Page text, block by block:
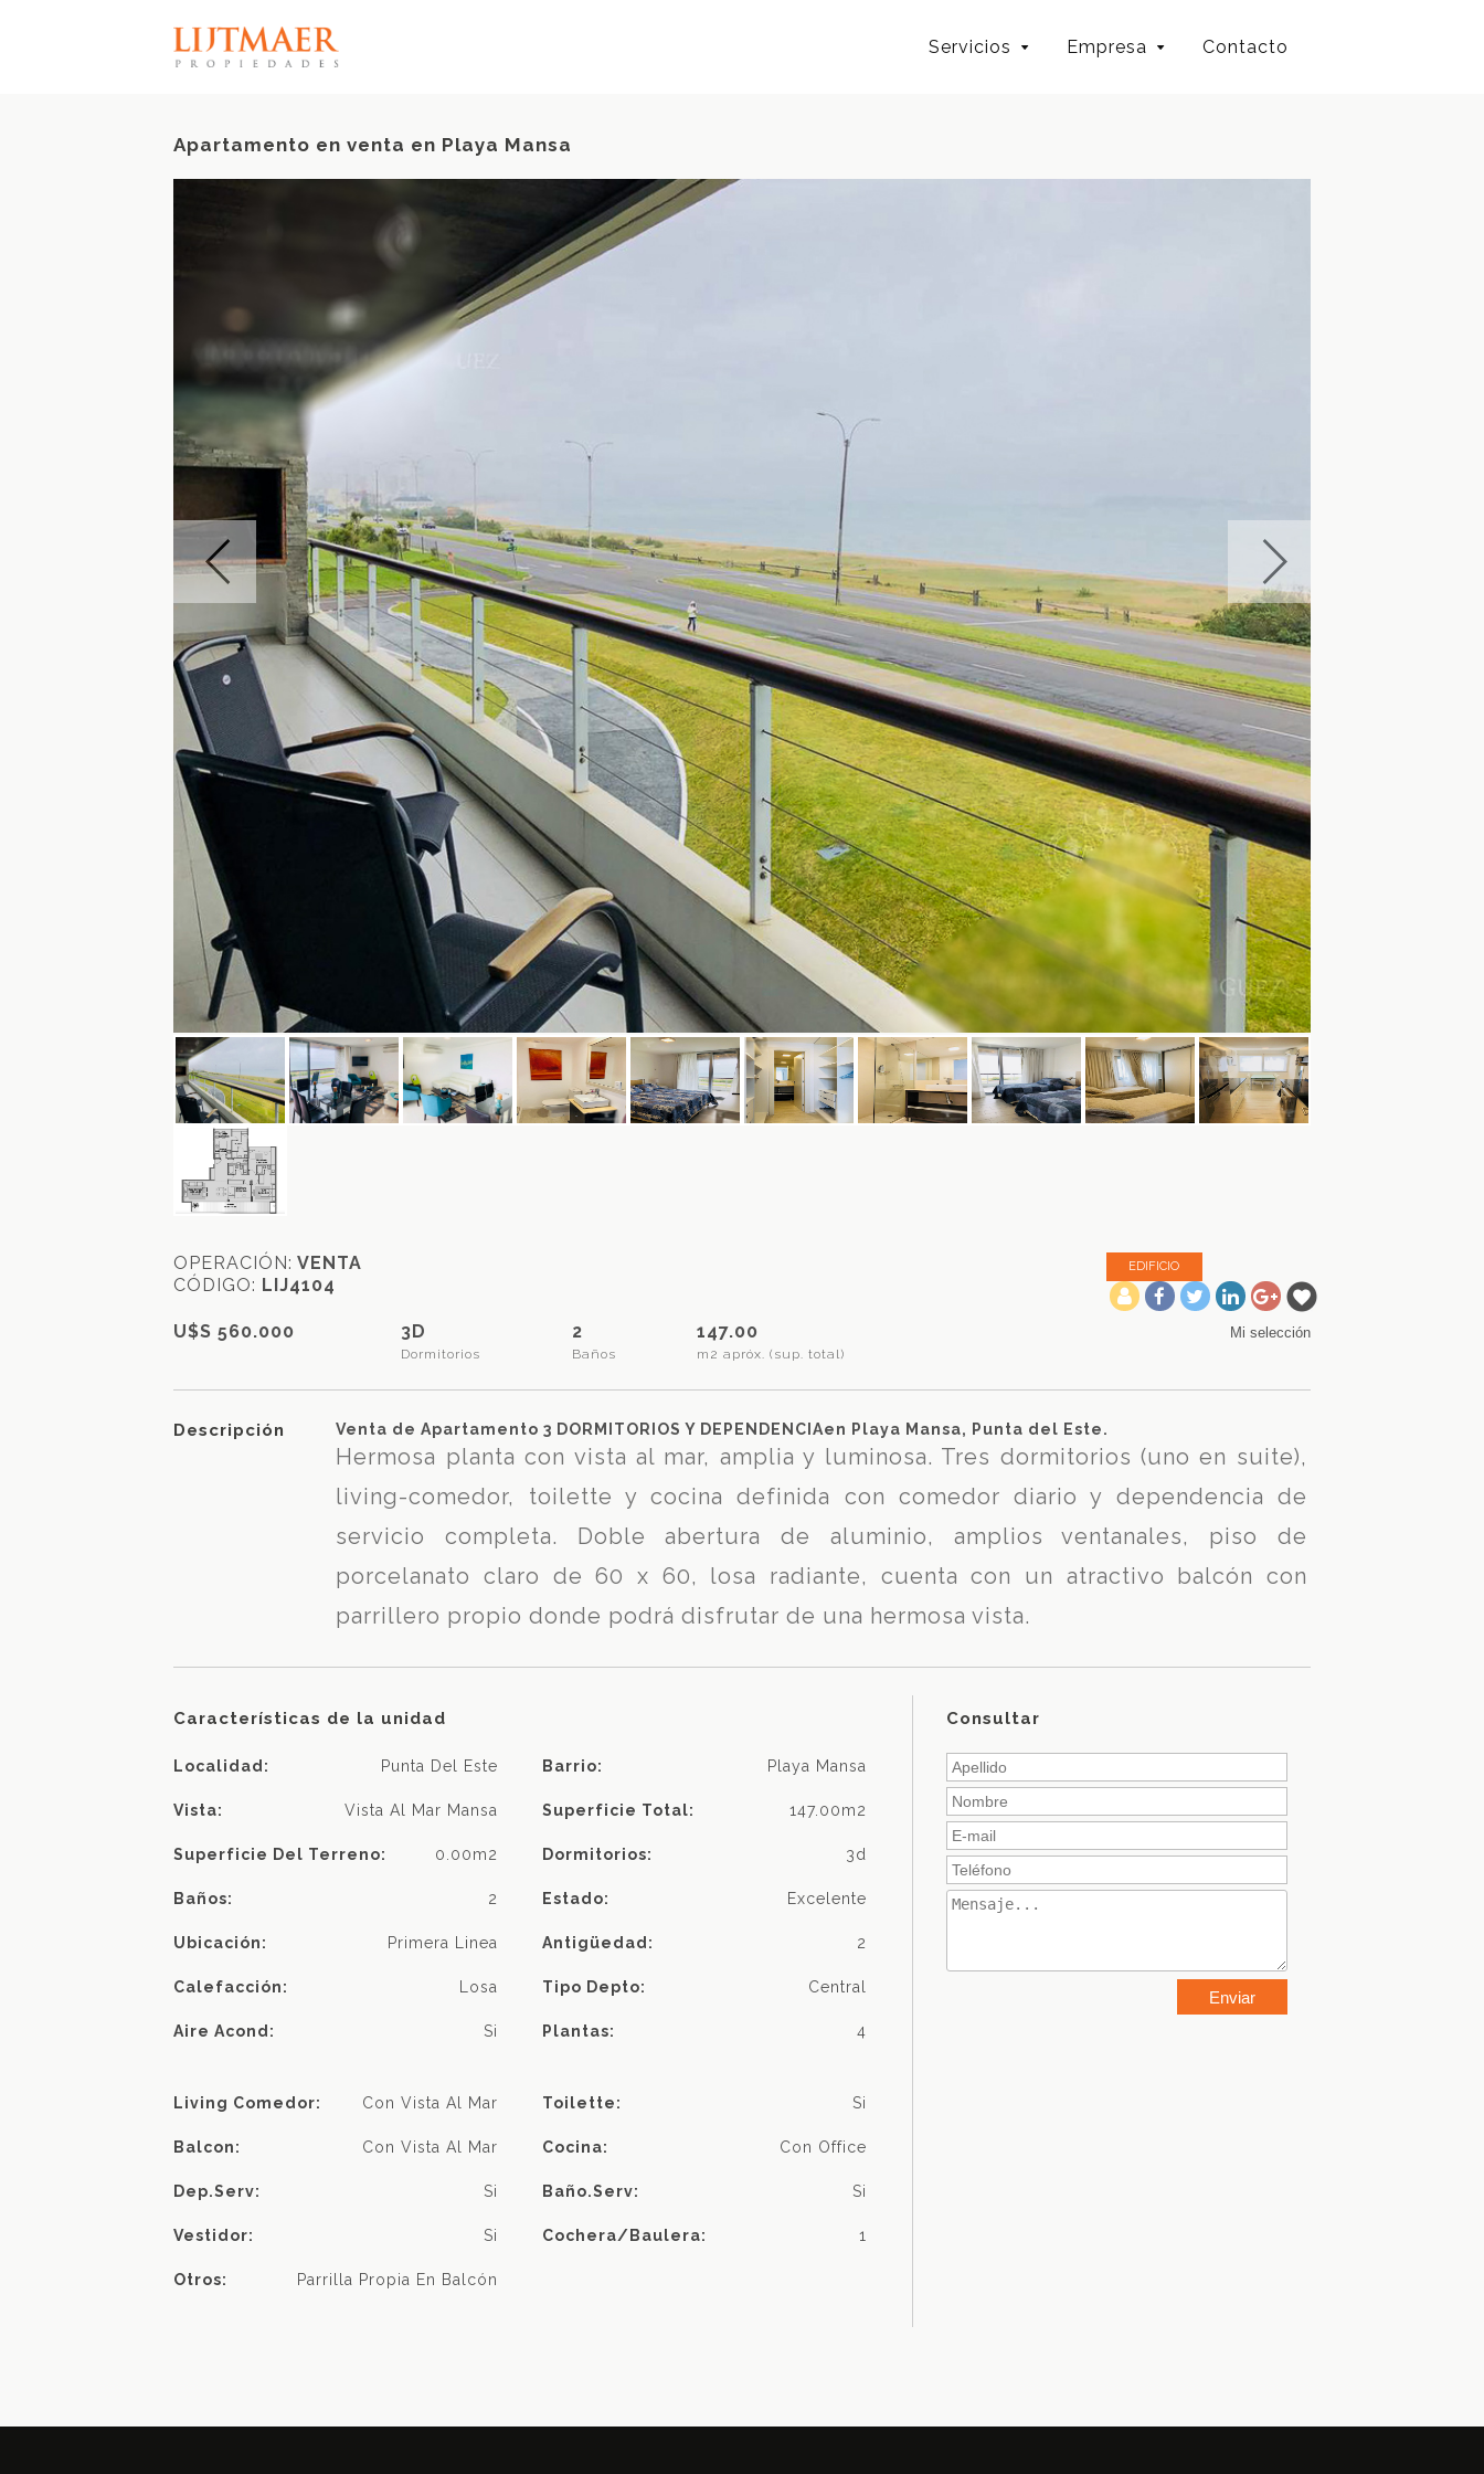
Servicios Empresa Contacto
Apartamento en venta en Playa Mansa
OPERACIÓN: VENTA
CÓDIGO: LIJ4104
EDIFICIO
-
Mi selección
U$S 560.000 3D
Dormitorios
2
Baños
147.00
m2 apróx. (sup. total)
Descripción Venta de Apartamento 3 DORMITORIOS Y DEPENDENCIAen Playa Mansa, Punta del Este.
Hermosa planta con vista al mar, amplia y luminosa. Tres dormitorios (uno en suite),
living-comedor, toilette y cocina definida con comedor diario y dependencia de
servicio completa. Doble abertura de aluminio, amplios ventanales, piso de
porcelanato claro de 60 x 60, losa radiante, cuenta con un atractivo balcón con
parrillero propio donde podrá disfrutar de una hermosa vista.
Características de la unidad
Localidad: Punta Del Este Barrio: Playa Mansa
Vista: Vista Al Mar Mansa Superficie Total: 147.00m2
Superficie Del Terreno: 0.00m2 Dormitorios: 3d
Baños: 2 Estado: Excelente
Ubicación: Primera Linea Antigüedad: 2
Calefacción: Losa Tipo Depto: Central
Aire Acond: Si Plantas: 4
Living Comedor: Con Vista Al Mar Toilette: Si
Balcon: Con Vista Al Mar Cocina: Con Office
Dep.serv: Si Baño.serv: Si
Vestidor: Si Cochera/baulera: 1
Otros: Parrilla Propia En Balcón
Consultar